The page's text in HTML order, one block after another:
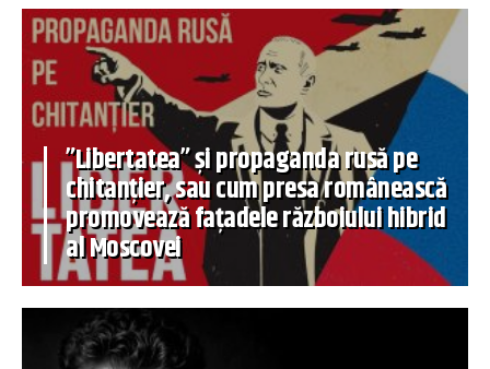
”Libertatea” și propaganda rusă pe
chitanțier, sau cum presa românească
promovează fațadele războiului hibrid
al Moscovei